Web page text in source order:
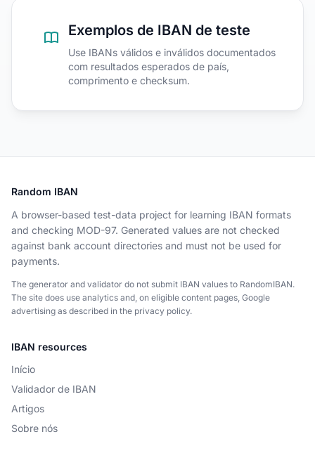
Exemplos de IBAN de teste
Use IBANs válidos e inválidos documentados
com resultados esperados de país,
comprimento e checksum.
Random IBAN
A browser-based test-data project for learning IBAN formats
and checking MOD-97. Generated values are not checked
against bank account directories and must not be used for
payments.
The generator and validator do not submit IBAN values to RandomIBAN.
The site does use analytics and, on eligible content pages, Google
advertising as described in the privacy policy.
IBAN resources
Início
Validador de IBAN
Artigos
Sobre nós